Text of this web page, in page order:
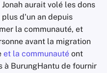
aurait volé les dons
d'un an depuis
la communauté, et
avant la migration
et la communauté ont
à BurungHantu de fournir